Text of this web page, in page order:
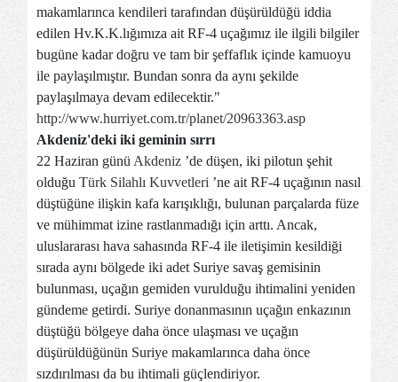
makamlarınca kendileri tarafından düşürüldüğü iddia
edilen Hv.K.K.lığımıza ait RF-4 uçağımız ile ilgili bilgiler
bugüne kadar doğru ve tam bir şeffaflık içinde kamuoyu
ile paylaşılmıştır. Bundan sonra da aynı şekilde
paylaşılmaya devam edilecektir."
http://www.hurriyet.com.tr/planet/20963363.asp
Akdeniz'deki iki geminin sırrı
22 Haziran günü Akdeniz ’de düşen, iki pilotun şehit
olduğu Türk Silahlı Kuvvetleri ’ne ait RF-4 uçağının nasıl
düştüğüne ilişkin kafa karışıklığı, bulunan parçalarda füze
ve mühimmat izine rastlanmadığı için arttı. Ancak,
uluslararası hava sahasında RF-4 ile iletişimin kesildiği
sırada aynı bölgede iki adet Suriye savaş gemisinin
bulunması, uçağın gemiden vurulduğu ihtimalini yeniden
gündeme getirdi. Suriye donanmasının uçağın enkazının
düştüğü bölgeye daha önce ulaşması ve uçağın
düşürüldüğünün Suriye makamlarınca daha önce
sızdırılması da bu ihtimali güçlendiriyor.